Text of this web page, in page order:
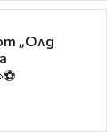
„Олд